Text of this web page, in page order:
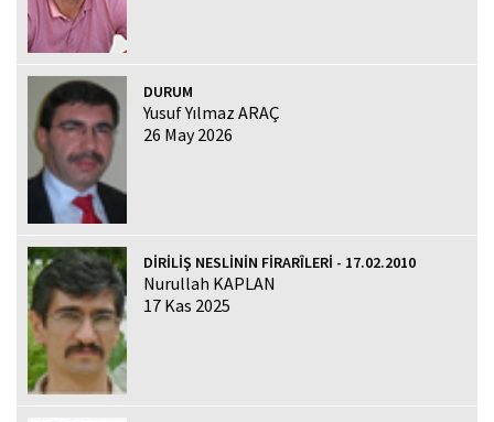
DURUM
Yusuf Yılmaz ARAÇ
26 May 2026
DİRİLİŞ NESLİNİN FİRARÎLERİ - 17.02.2010
Nurullah KAPLAN
17 Kas 2025